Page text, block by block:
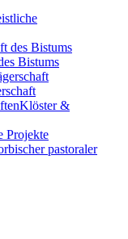
Bistums
Klöster &
Projekte
pastoraler